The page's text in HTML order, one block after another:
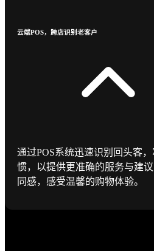
云端POS，跨店识别老客户
通过POS系统迅速识别回头客
惯，以提供更准确的服务与建
同感，感受温馨的购物体验。